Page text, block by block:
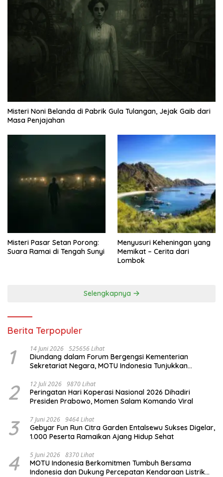
Misteri Noni Belanda di Pabrik Gula Tulangan, Jejak Gaib dari
Masa Penjajahan
Misteri Pasar Setan Porong:
Suara Ramai di Tengah Sunyi
Menyusuri Keheningan yang
Memikat – Cerita dari
Lombok
Selengkapnya
Berita Terpopuler
1 14 Juni 2026 525656 Lihat
Diundang dalam Forum Bergengsi Kementerian
Sekretariat Negara, MOTU Indonesia Tunjukkan
2 12 Juli 2026 9870 Lihat
Peringatan Hari Koperasi Nasional 2026 Dihadiri
Presiden Prabowo, Momen Salam Komando Viral
3 7 Juni 2026 9464 Lihat
Gebyar Fun Run Citra Garden Entalsewu Sukses Digelar,
1.000 Peserta Ramaikan Ajang Hidup Sehat
4 5 Juni 2026 8370 Lihat
MOTU Indonesia Berkomitmen Tumbuh Bersama
Indonesia dan Dukung Percepatan Kendaraan Listrik